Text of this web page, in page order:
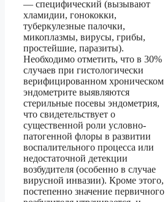
— специфический (вызывают
хламидии, гонококки,
туберкулезные палочки,
микоплазмы, вирусы, грибы,
простейшие, паразиты).
Необходимо отметить, что в 30%
случаев при гистологически
верифицированном хроническом
эндометрите выявляются
стерильные посевы эндометрия,
что свидетельствует о
существенной роли условно-
патогенной флоры в развитии
воспалительного процесса или
недостаточной детекции
возбудителя (особенно в случае
вирусной инвазии). Кроме этого,
постепенно значение первичного